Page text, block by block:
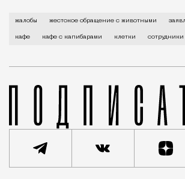
С момента открытия нового
жалобы жестокое обращение с животными
кафе кафе с капибарами клетки сотрудники